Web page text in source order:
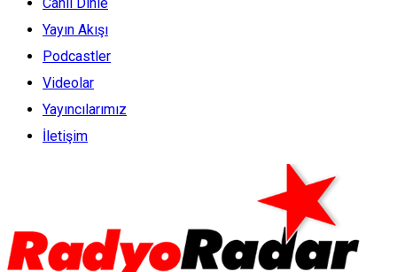
Yayın Akışı
Podcastler
Videolar
Yayıncılarımız
İletişim